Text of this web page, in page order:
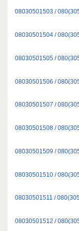
08030501503 /
08030501504 /
08030501505 /
08030501506 /
08030501507 /
08030501508 /
08030501509 /
08030501510 /
08030501511 /
08030501512 /